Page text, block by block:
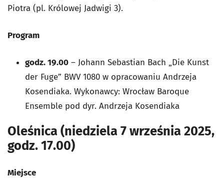
Piotra (pl. Królowej Jadwigi 3).
Program
godz. 19.00 – Johann Sebastian Bach „Die Kunst
der Fuge” BWV 1080 w opracowaniu Andrzeja
Kosendiaka. Wykonawcy: Wrocław Baroque
Ensemble pod dyr. Andrzeja Kosendiaka
Oleśnica (niedziela 7 września 2025,
godz. 17.00)
Miejsce